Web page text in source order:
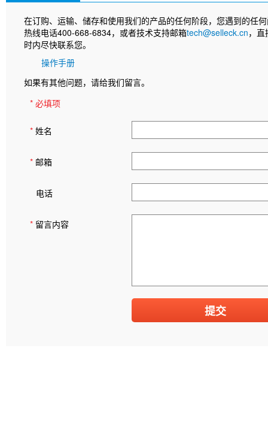
在订购、运输、储存和使用我们的产品的任何阶段，您遇到的任
热线电话400-668-6834，或者技术支持邮箱tech@selleck.cn，
时内尽快联系您。
操作手册
如果有其他问题，请给我们留言。
* 必填项
* 姓名
* 邮箱
电话
* 留言内容